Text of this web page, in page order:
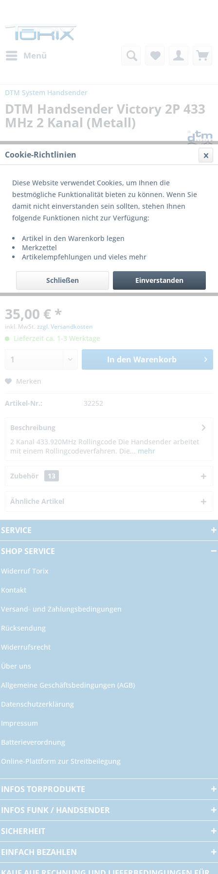
Menü
DTM System Handsender
DTM Handsender Victory 2P 433
MHz 2 Kanal (Metall)
35,00 € *
inkl. MwSt. zzgl. Versandkosten
Lieferzeit ca. 1-3 Werktage
In den Warenkorb
Merken
Artikel-Nr.: 32252
Beschreibung
2 Kanal 433.920MHz Rollingcode Die Handsender arbeitet
mit einem Rollingcodeverfahren. Die... mehr
Zubehör 13
Ähnliche Artikel
SERVICE
SHOP SERVICE
Widerruf Torix
Kontakt
Versand- und Zahlungsbedingungen
Rücksendung
Widerrufsrecht
Über uns
Allgemeine Geschäftsbedingungen (AGB)
Datenschutzerklärung
Impressum
Batterieverordnung
Online-Plattform zur Streitbeilegung
INFOS TORPRODUKTE
INFOS FUNK / HANDSENDER
SICHERHEIT
EINFACH BEZAHLEN
Cookie-Richtlinien
Diese Website verwendet Cookies, um Ihnen die
bestmögliche Funktionalität bieten zu können. Wenn Sie
damit nicht einverstanden sein sollten, stehen Ihnen
folgende Funktionen nicht zur Verfügung:
Artikel in den Warenkorb legen
Merkzettel
Artikelempfehlungen und vieles mehr
Einverstanden
Schließen